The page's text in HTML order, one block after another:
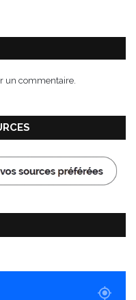
un commentaire.